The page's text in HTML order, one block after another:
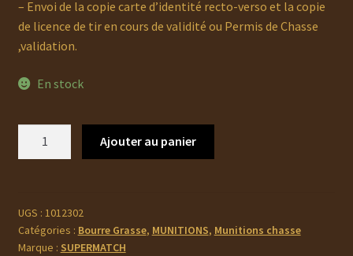
– Envoi de la copie carte d’identité recto-verso et la copie
de licence de tir en cours de validité ou Permis de Chasse
,validation.
En stock
21grains
Bismuth
Ajouter au panier
UGS : 1012302
Catégories : Bourre Grasse, MUNITIONS, Munitions chasse
Marque : SUPERMATCH